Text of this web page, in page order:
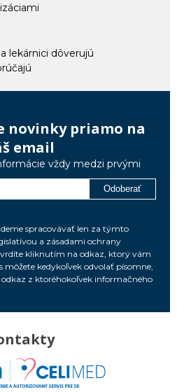
lekárnici dôverujú
novinky priamo na
email
vždy medzi prvými
Odoberať
spracovávať len za týmto
a zásadami ochrany
kliknutím na odkaz, ktorý vám
môžete kedykoľvek odvolať písomne,
z ktoréhokoľvek informačného